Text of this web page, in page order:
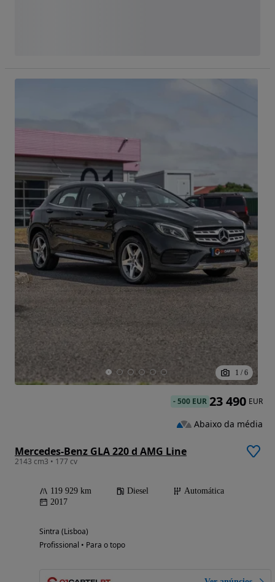
1 / 6
Mercedes-Benz GLA 220 d AMG Line
2143 cm3 • 177 cv
119 929 km Diesel
Automática
2017
Sintra (Lisboa)
Profissional • Para o topo
-500 EUR 23 490 EUR
Abaixo da média